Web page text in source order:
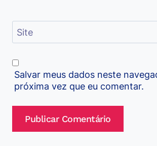
Site
Salvar meus dados neste
próxima vez que eu comentar.